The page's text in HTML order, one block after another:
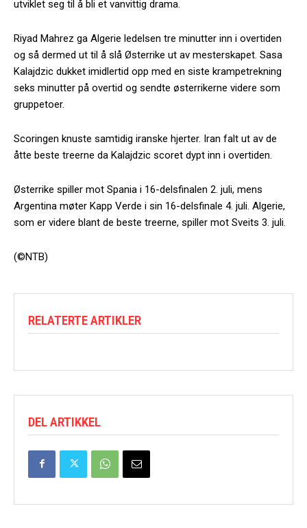
utviklet seg til å bli et vanvittig drama.
Riyad Mahrez ga Algerie ledelsen tre minutter inn i overtiden
og så dermed ut til å slå Østerrike ut av mesterskapet. Sasa
Kalajdzic dukket imidlertid opp med en siste krampetrekning
seks minutter på overtid og sendte østerrikerne videre som
gruppetoer.
Scoringen knuste samtidig iranske hjerter. Iran falt ut av de
åtte beste treerne da Kalajdzic scoret dypt inn i overtiden.
Østerrike spiller mot Spania i 16-delsfinalen 2. juli, mens
Argentina møter Kapp Verde i sin 16-delsfinale 4. juli. Algerie,
som er videre blant de beste treerne, spiller mot Sveits 3. juli.
(©NTB)
RELATERTE ARTIKLER
DEL ARTIKKEL